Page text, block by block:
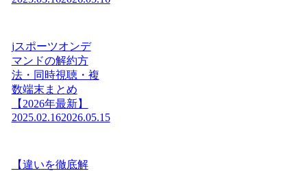
jスポーツオンデ
マンドの解約方
法・同時視聴・複
数端末まとめ
【2026年最新】
2025.02.162026.05.15
【違いを徹底解